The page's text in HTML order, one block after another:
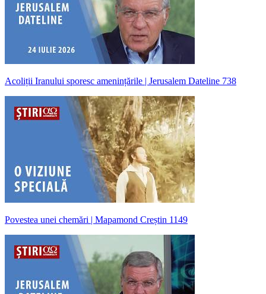
Acoliții Iranului sporesc amenințările | Jerusalem Dateline 738
Povestea unei chemări | Mapamond Creștin 1149